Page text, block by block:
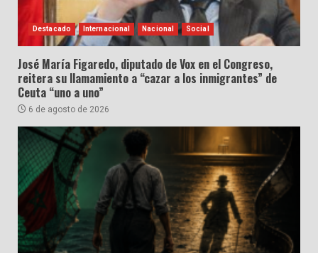
Destacado Internacional Nacional Social
José María Figaredo, diputado de Vox en el Congreso,
reitera su llamamiento a “cazar a los inmigrantes” de
Ceuta “uno a uno”
6 de agosto de 2026